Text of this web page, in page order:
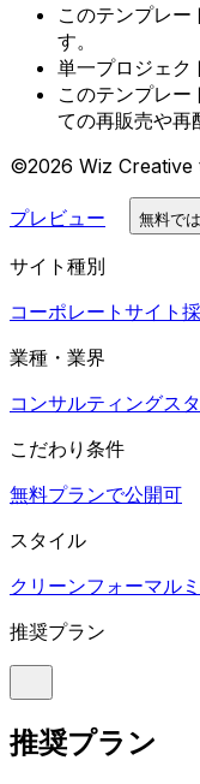
このテンプレ
す。
単一プロジェク
このテンプレー
ての再販売や再
©2026 Wiz Creative
プレビュー 無料で
サイト種別
コーポレートサイト
業種・業界
コンサルティングス
こだわり条件
無料プランで公開可
スタイル
クリーンフォーマル
推奨プラン
推奨プラン